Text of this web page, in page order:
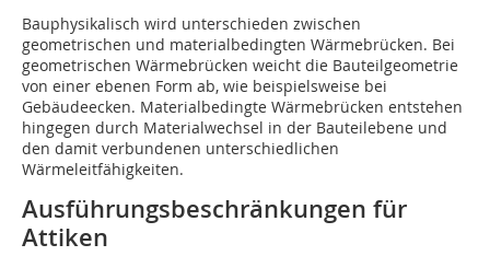
Bauphysikalisch wird unterschieden zwischen
geometrischen und materialbedingten Wärmebrücken. Bei
geometrischen Wärmebrücken weicht die Bauteilgeometrie
von einer ebenen Form ab, wie beispielsweise bei
Gebäudeecken. Materialbedingte Wärmebrücken entstehen
hingegen durch Materialwechsel in der Bauteilebene und
den damit verbundenen unterschiedlichen
Wärmeleitfähigkeiten.
Ausführungsbeschränkungen für
Attiken